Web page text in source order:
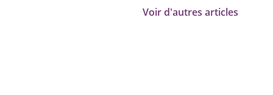
Voir d'autres articles